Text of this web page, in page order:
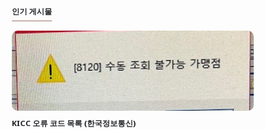
인기 게시물
KICC 오류 코드 목록 (한국정보통신)